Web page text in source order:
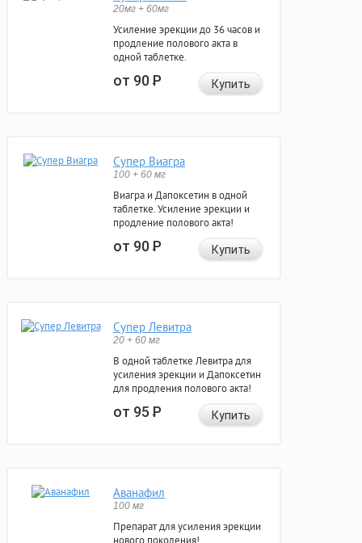
20мг + 60мг
Усиление эрекции до 36 часов и
продление полового акта в
одной таблетке.
от 90Р Купить
Супер Виагра
100 + 60 мг
Виагра и Дапоксетин в одной
таблетке. Усиление эрекции и
продление полового акта!
от 90Р Купить
Супер Левитра
20 + 60 мг
В одной таблетке Левитра для
усиления эрекции и Дапоксетин
для продления полового акта!
от 95Р Купить
Аванафил
100 мг
Препарат для усиления эрекции